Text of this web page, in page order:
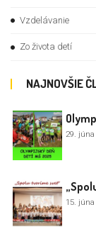
Vzdelávanie
Zo života detí
NAJNOVŠIE
29. júna
15. júna